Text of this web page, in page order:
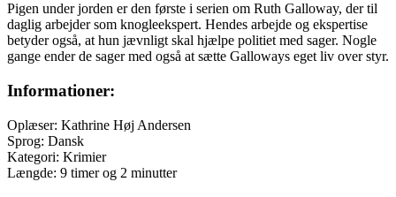
Pigen under jorden er den første i serien om Ruth Galloway, der til
daglig arbejder som knogleekspert. Hendes arbejde og ekspertise
betyder også, at hun jævnligt skal hjælpe politiet med sager. Nogle
gange ender de sager med også at sætte Galloways eget liv over styr.
Informationer:
Oplæser: Kathrine Høj Andersen
Sprog: Dansk
Kategori: Krimier
Længde: 9 timer og 2 minutter